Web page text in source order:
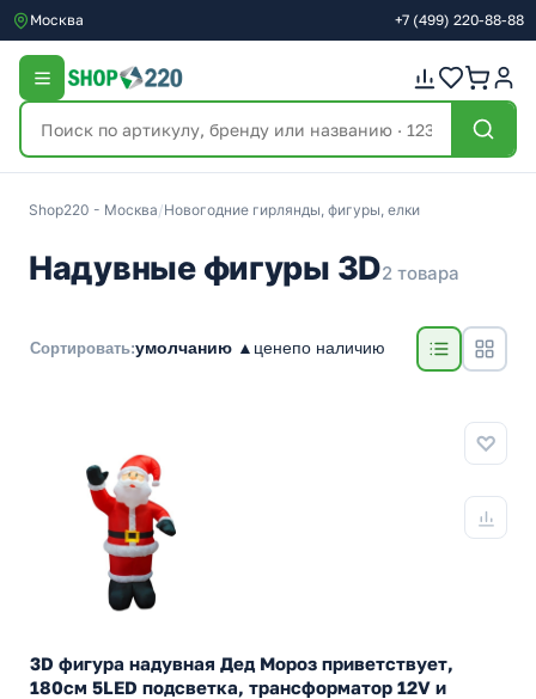
Москва +7 (499) 220-88-88
Shop220 - Москва/Новогодние гирлянды, фигуры, елки
Надувные фигуры 3D2 товара
Сортировать:умолчанию ▲ ценепо наличию
3D фигура надувная Дед Мороз приветствует,
180см 5LED подсветка, трансформатор 12V и